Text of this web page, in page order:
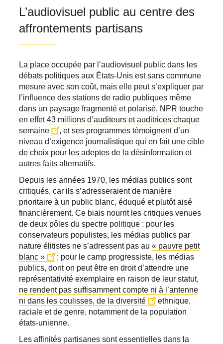
L’audiovisuel public au centre des
affrontements partisans
La place occupée par l’audiovisuel public dans les
débats politiques aux États-Unis est sans commune
mesure avec son coût, mais elle peut s’expliquer par
l’influence des stations de radio publiques même
dans un paysage fragmenté et polarisé. NPR touche
en effet43 millions d’auditeurs et auditrices chaque
semaine
, et ses programmes témoignent d’un
niveau d’exigence journalistique qui en fait une cible
de choix pour les adeptes de la désinformation et
autres faits alternatifs.
Depuis les années 1970, les médias publics sont
critiqués, car ils s’adresseraient de manière
prioritaire à un public blanc, éduqué et plutôt aisé
financièrement. Ce biais nourrit les critiques venues
de deux pôles du spectre politique : pour les
conservateurs populistes, les médias publics par
nature élitistes ne s’adressent pas au « pauvre petit
blanc »
; pour le camp progressiste, les médias
publics, dont on peut être en droit d’attendre une
représentativité exemplaire en raison de leur statut,
ne rendent pas suffisamment compte ni à l’antenne
ni dans les coulisses, de la diversité
ethnique,
raciale et de genre, notamment de la population
états-unienne.
Les affinités partisanes sont essentielles dans la